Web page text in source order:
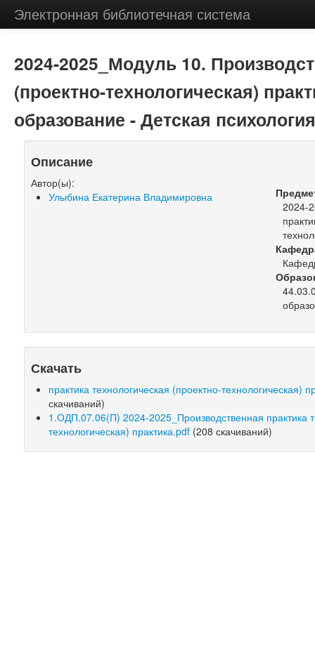
Электронная библиотечная система
2024-2025_Модуль 10.
(проектно-технологическая)
образование - Детская психология
Описание
Автор(ы):
Улыбина Екатерина Владимировна
2024-
Скачать
практика технологическая (проектно-технологическая)
скачиваний)
1.ОДП.07.06(П) 2024-2025_Производственная практика
технологическая) практика.pdf (208 скачиваний)